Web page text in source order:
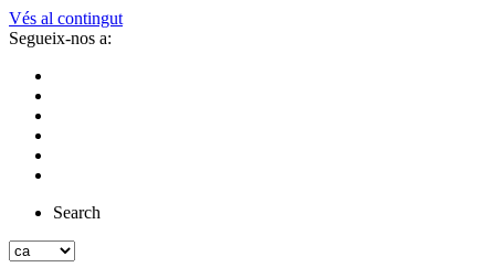
Vés al contingut
Segueix-nos a:
Search